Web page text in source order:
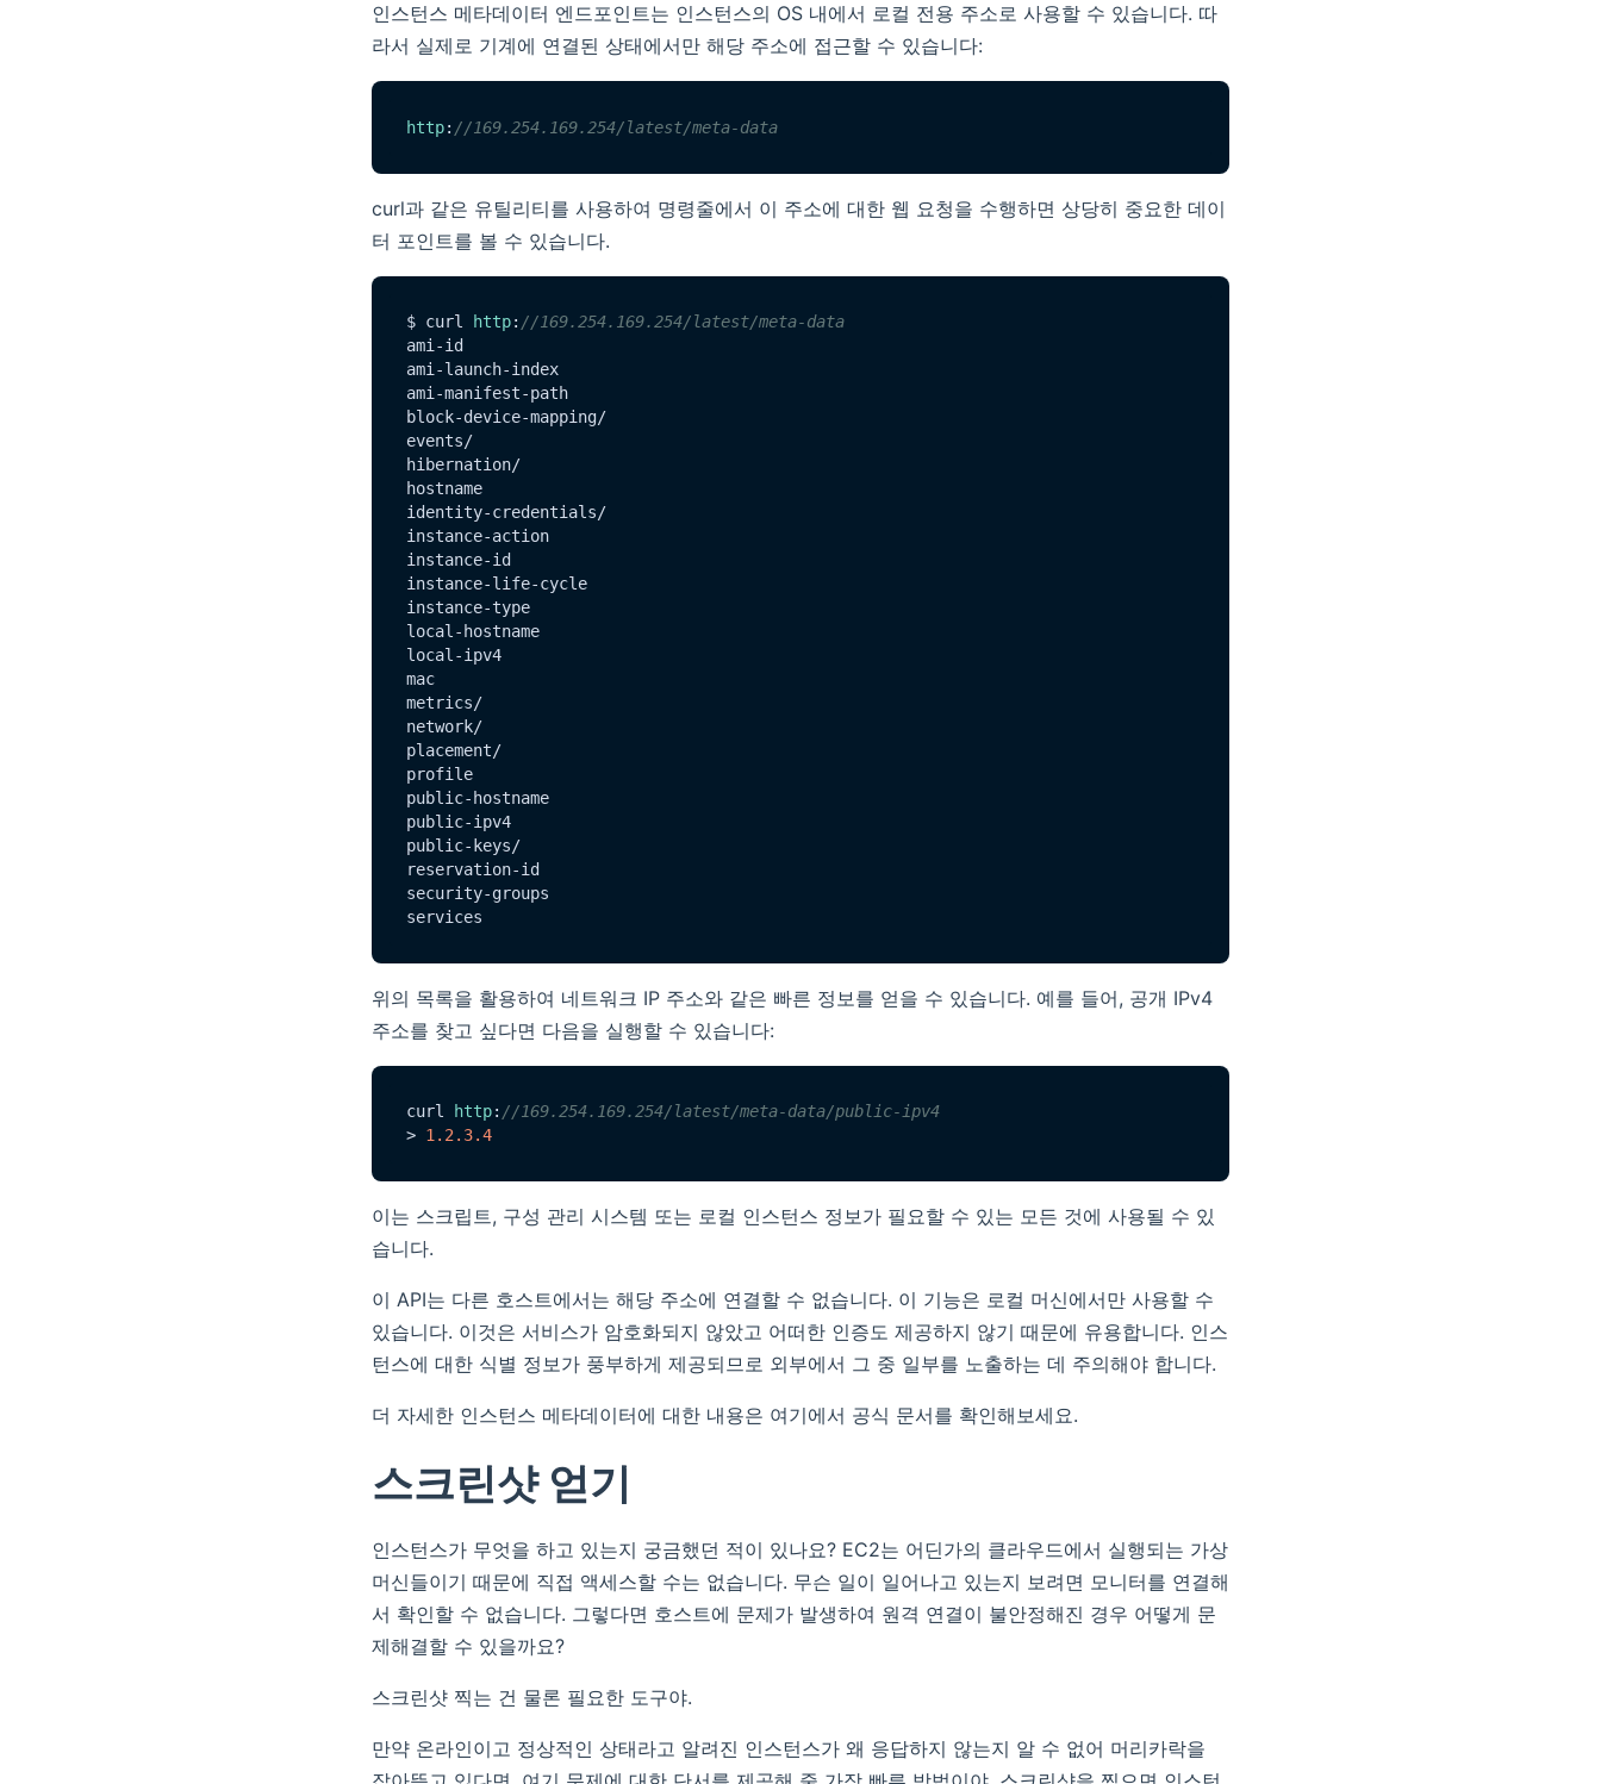
인스턴스 메타데이터 엔드포인트는 인스턴스의 OS 내에서 로컬 전용 주소로 사용할 수 있습니다. 따
라서 실제로 기계에 연결된 상태에서만 해당 주소에 접근할 수 있습니다:
http: //169.254.169.254/latest/meta-data
curl과 같은 유틸리티를 사용하여 명령줄에서 이 주소에 대한 웹 요청을 수행하면 상당히 중요한 데이
터 포인트를 볼 수 있습니다.
$ curl http: //169.254.169.254/latest/meta-data
ami-id
ami-launch-index
ami-manifest-path
block-device-mapping/
events/
hibernation/
hostname
identity-credentials/
instance-action
instance-id
instance-life-cycle
instance-type
local-hostname
local-ipv4
mac
metrics/
network/
placement/
profile
public-hostname
public-ipv4
public-keys/
reservation-id
security-groups
위의 목록을 활용하여 네트워크 IP 주소와 같은 빠른 정보를 얻을 수 있습니다. 예를 들어, 공개 IPv4
주소를 찾고 싶다면 다음을 실행할 수 있습니다:
curl http: //169.254.169.254/latest/meta-data/public-ipv4
> 1.2.3.4
이는 스크립트, 구성 관리 시스템 또는 로컬 인스턴스 정보가 필요할 수 있는 모든 것에 사용될 수 있
습니다.
이 API는 다른 호스트에서는 해당 주소에 연결할 수 없습니다. 이 기능은 로컬 머신에서만 사용할 수
있습니다. 이것은 서비스가 암호화되지 않았고 어떠한 인증도 제공하지 않기 때문에 유용합니다. 인스
턴스에 대한 식별 정보가 풍부하게 제공되므로 외부에서 그 중 일부를 노출하는 데 주의해야 합니다.
더 자세한 인스턴스 메타데이터에 대한 내용은 여기에서 공식 문서를 확인해보세요.
스크린샷 얻기
인스턴스가 무엇을 하고 있는지 궁금했던 적이 있나요? EC2는 어딘가의 클라우드에서 실행되는 가상
머신들이기 때문에 직접 액세스할 수는 없습니다. 무슨 일이 일어나고 있는지 보려면 모니터를 연결해
서 확인할 수 없습니다. 그렇다면 호스트에 문제가 발생하여 원격 연결이 불안정해진 경우 어떻게 문
제해결할 수 있을까요?
스크린샷 찍는 건 물론 필요한 도구야.
만약 온라인이고 정상적인 상태라고 알려진 인스턴스가 왜 응답하지 않는지 알 수 없어 머리카락을